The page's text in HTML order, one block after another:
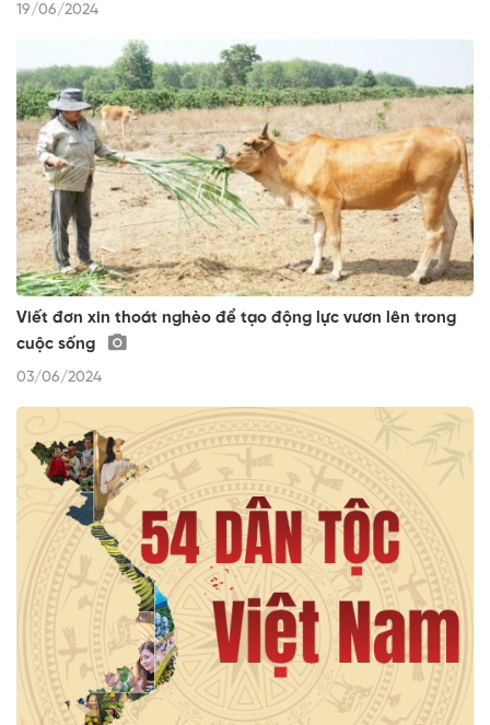
19/06/2024
Viết đơn xin thoát nghèo để tạo động lực vươn lên trong
cuộc sống
03/06/2024